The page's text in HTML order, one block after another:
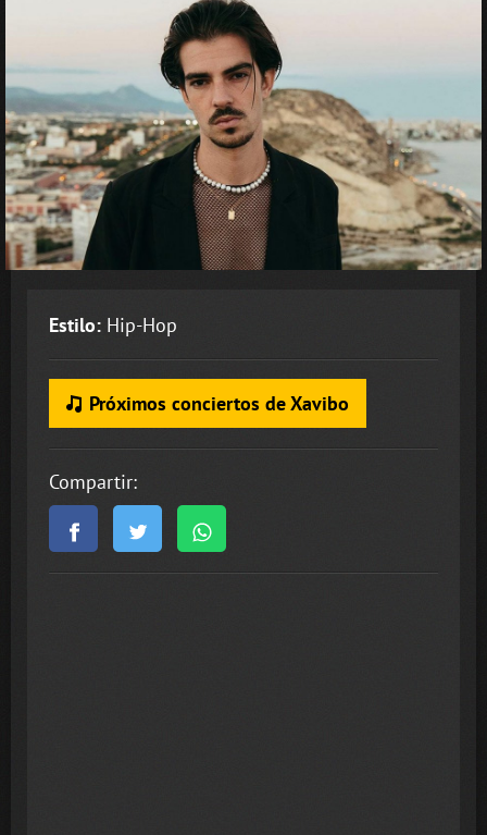
Estilo: Hip-Hop
Próximos conciertos de Xavibo
Compartir: